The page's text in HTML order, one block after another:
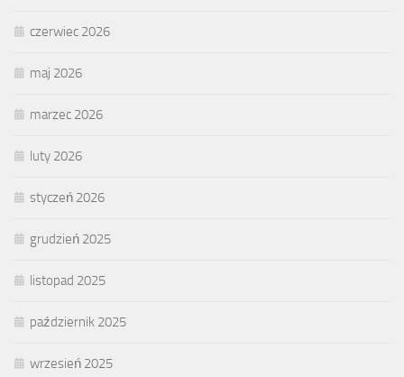
czerwiec 2026
maj 2026
marzec 2026
luty 2026
styczeń 2026
grudzień 2025
listopad 2025
październik 2025
wrzesień 2025